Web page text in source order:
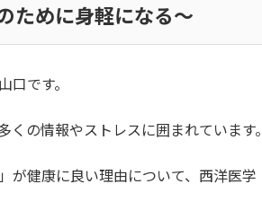
ために身軽になる～
口です。
の情報やストレスに囲まれています。
が健康に良い理由について、西洋医学